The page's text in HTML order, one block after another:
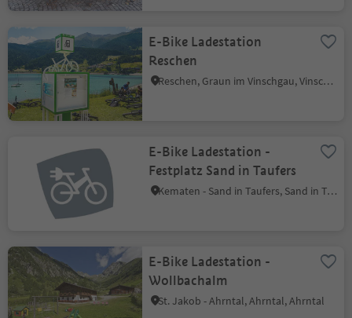
E-Bike Ladestation
Reschen
Reschen, Graun im Vinschgau, Vinschgau
E-Bike Ladestation -
Festplatz Sand in Taufers
Kematen - Sand in Taufers, Sand in Taufers, Ahrntal
E-Bike Ladestation -
Wollbachalm
St. Jakob - Ahrntal, Ahrntal, Ahrntal